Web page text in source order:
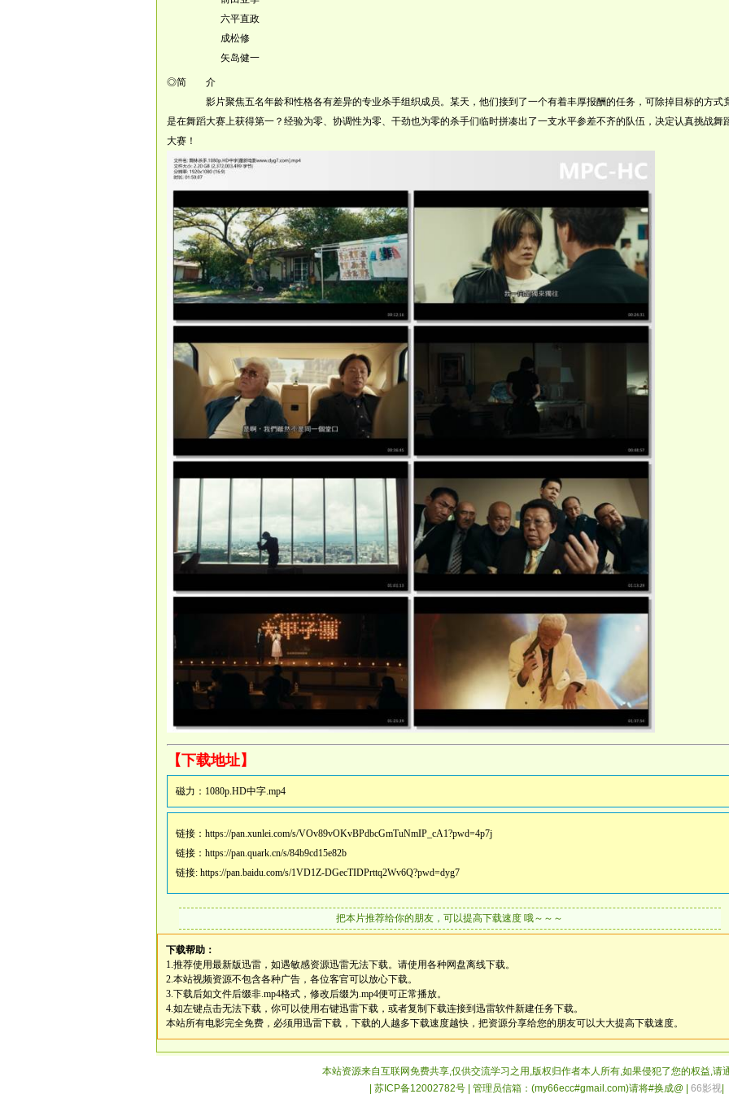
六平直政
成松修
矢岛健一
◎简 介
影片聚焦五名年龄和性格各有差异的专业杀手组织成员。某天，他们接到了一个有着丰厚报酬的任务，可除掉目标的方式
是在舞蹈大赛上获得第一？经验为零、协调性为零、干劲也为零的杀手们临时拼凑出了一支水平参差不齐的队伍，决定认真挑战舞
大赛！
【下载地址】
磁力： 1080p.HD中字.mp4
链接： https://pan.xunlei.com/s/VOv89vOKvBPdbcGmTuNmIP_cA1?pwd=4p7j
链接： https://pan.quark.cn/s/84b9cd15e82b
链接: https://pan.baidu.com/s/1VD1Z-DGecTIDPrttq2Wv6Q?pwd=dyg7
把本片推荐给你的朋友，可以提高下载速度 哦～～～
下载帮助：
1.推荐使用最新版迅雷，如遇敏感资源迅雷无法下载。请使用各种网盘离线下载。
2.本站视频资源不包含各种广告，各位客官可以放心下载。
3.下载后如文件后缀非.mp4格式，修改后缀为.mp4便可正常播放。
4.如左键点击无法下载，你可以使用右键迅雷下载，或者复制下载连接到迅雷软件新建任务下载。
本站所有电影完全免费，必须用迅雷下载，下载的人越多下载速度越快，把资源分享给您的朋友可以大大提高下载速度。
本站资源来自互联网免费共享,仅供交流学习之用,版权归作者本人所有,如果侵犯了您的权益,请
| 苏ICP备12002782号 | 管理员信箱：(my66ecc#gmail.com)请将#换成@ | 66影视|